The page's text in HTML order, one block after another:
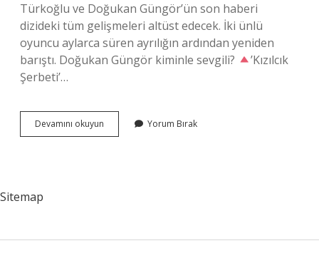
Türkoğlu ve Doğukan Güngör’ün son haberi
dizideki tüm gelişmeleri altüst edecek. İki ünlü
oyuncu aylarca süren ayrılığın ardından yeniden
barıştı. Doğukan Güngör kiminle sevgili?
’Kızılcık
Şerbeti’…
Devamını okuyun Doğukan
Sıla
Yorum Bırak
Sitemap